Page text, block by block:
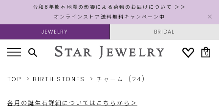
令和8年熊本地震の影響による荷物のお届けについて ＞＞
オンラインストア送料無料キャンペーン中
JEWELRY BRIDAL
0
TOP BIRTH STONES チャーム (24)
各月の誕生石詳細についてはこちらから＞